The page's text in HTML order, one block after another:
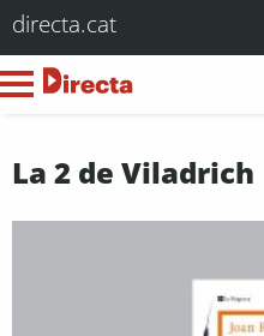
directa.cat
La 2 de Viladrich